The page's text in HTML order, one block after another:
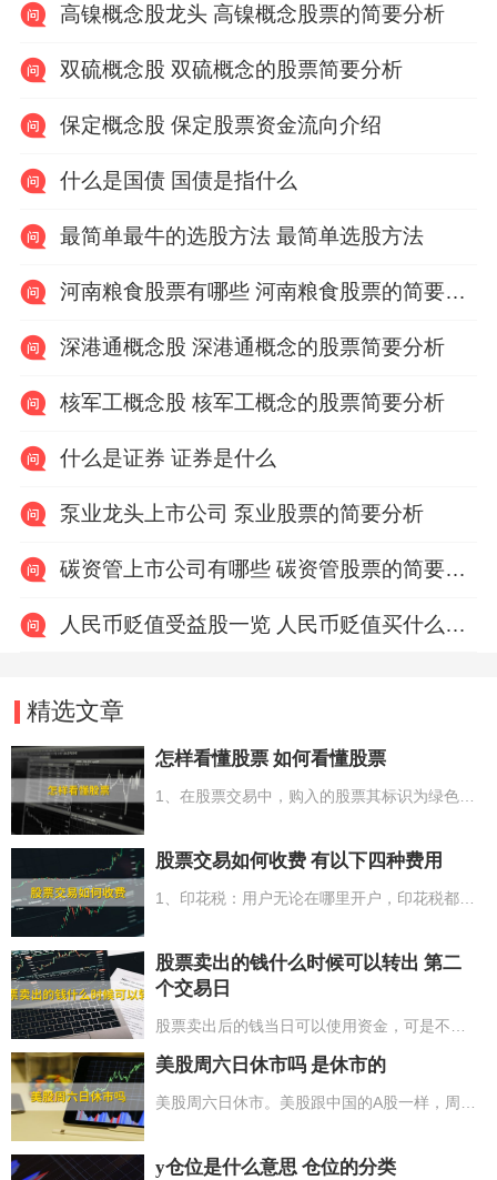
高镍概念股龙头 高镍概念股票的简要分析
双硫概念股 双硫概念的股票简要分析
保定概念股 保定股票资金流向介绍
什么是国债 国债是指什么
最简单最牛的选股方法 最简单选股方法
河南粮食股票有哪些 河南粮食股票的简要分析
深港通概念股 深港通概念的股票简要分析
核军工概念股 核军工概念的股票简要分析
什么是证券 证券是什么
泵业龙头上市公司 泵业股票的简要分析
碳资管上市公司有哪些 碳资管股票的简要分析
人民币贬值受益股一览 人民币贬值买什么股票
精选文章
怎样看懂股票 如何看懂股票
股票交易如何收费 有以下四种费用
股票卖出的钱什么时候可以转出 第二
个交易日
美股周六日休市吗 是休市的
y仓位是什么意思 仓位的分类